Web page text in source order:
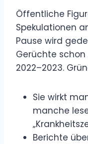
Öffentliche
Spekulationen
Pause wird
Gerüchte schon
2022–2023.
Sie wirkt
manche
Berichte